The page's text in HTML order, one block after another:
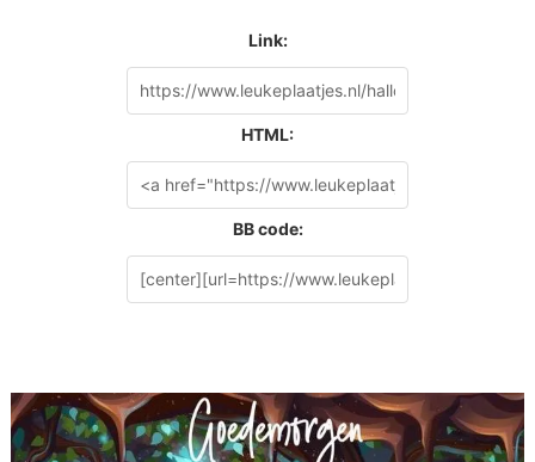
Link:
HTML:
BB code: